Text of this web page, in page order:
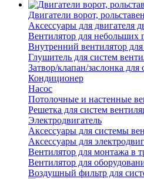
Двигатели ворот,
Аксессуары для двигателя
Вентилятор для небольших
Внутренний вентилятор
Глушитель для систем
Затвор/клапан/заслонка
Кондиционер
Насос
Потолочные и настенные
Решетка для систем
Электродвигатель
Аксессуары для системы
Аксессуары для
Вентилятор для монтажа в
Вентилятор для
Воздушный фильтр для